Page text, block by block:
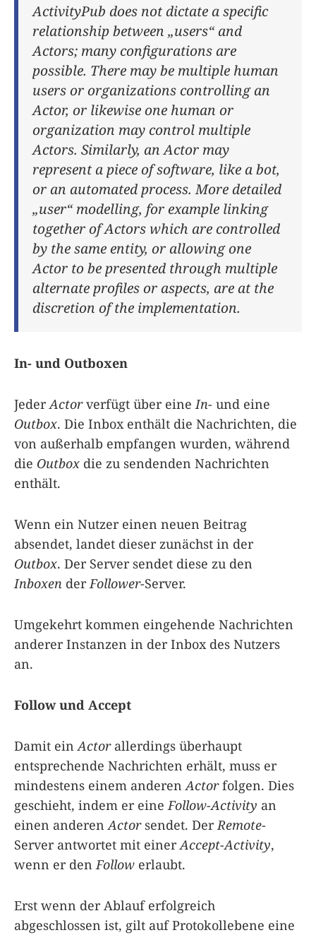
ActivityPub does not dictate a specific
relationship between „users“ and
Actors; many configurations are
possible. There may be multiple human
users or organizations controlling an
Actor, or likewise one human or
organization may control multiple
Actors. Similarly, an Actor may
represent a piece of software, like a bot,
or an automated process. More detailed
„user“ modelling, for example linking
together of Actors which are controlled
by the same entity, or allowing one
Actor to be presented through multiple
alternate profiles or aspects, are at the
discretion of the implementation.
In- und Outboxen
JederActorverfügt über eine In- und eine
Outbox. Die Inbox enthält die Nachrichten, die
von außerhalb empfangen wurden, während
die Outbox die zu sendenden Nachrichten
enthält.
Wenn ein Nutzer einen neuen Beitrag
absendet, landet dieser zunächst in der
Outbox. Der Server sendet diese zu den
Inboxen der Follower-Server.
Umgekehrt kommen eingehende Nachrichten
anderer Instanzen in der Inbox des Nutzers
an.
Follow und Accept
Damit ein Actorallerdings überhaupt
entsprechende Nachrichten erhält, muss er
mindestens einem anderen Actorfolgen. Dies
geschieht, indem er eine Follow-Activity an
einen anderen Actorsendet. Der Remote-
Server antwortet mit einerAccept-Activity,
wenn er den Follow erlaubt.
Erst wenn der Ablauf erfolgreich
abgeschlossen ist, gilt auf Protokollebene eine